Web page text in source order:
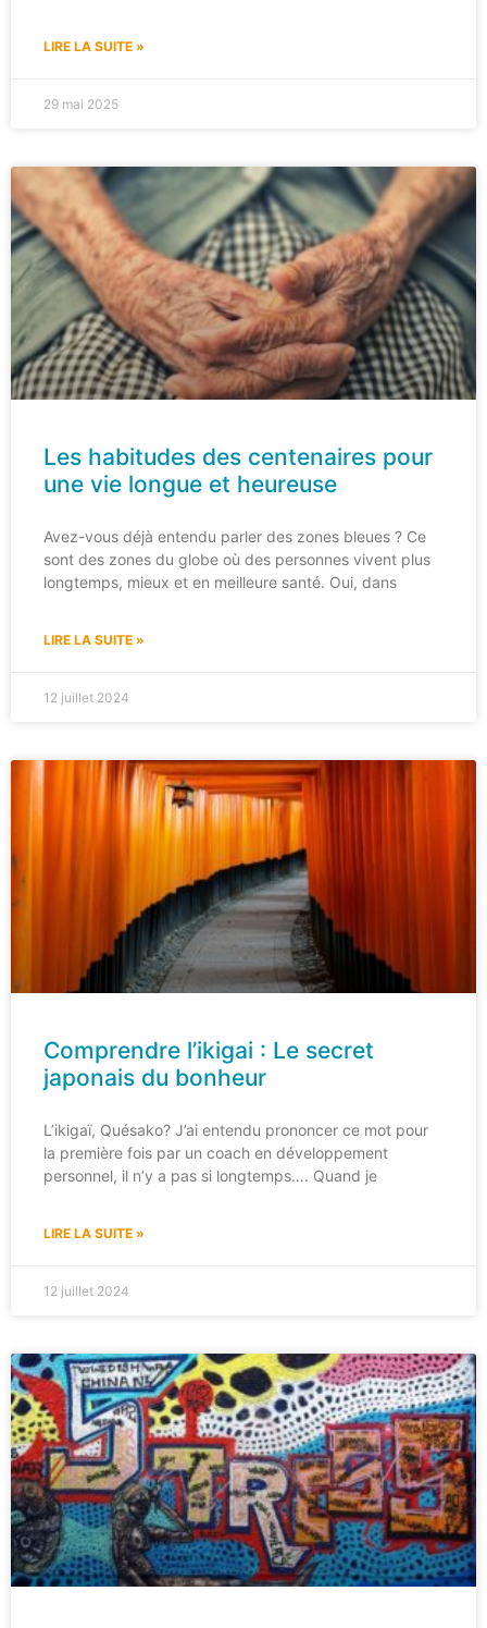
LIRE LA SUITE »
29 mai 2025
Les habitudes des centenaires pour
une vie longue et heureuse
Avez-vous déjà entendu parler des zones bleues ? Ce
sont des zones du globe où des personnes vivent plus
longtemps, mieux et en meilleure santé. Oui, dans
LIRE LA SUITE »
12 juillet 2024
Comprendre l’ikigai : Le secret
japonais du bonheur
L’ikigaï, Quésako? J’ai entendu prononcer ce mot pour
la première fois par un coach en développement
personnel, il n’y a pas si longtemps…. Quand je
LIRE LA SUITE »
12 juillet 2024